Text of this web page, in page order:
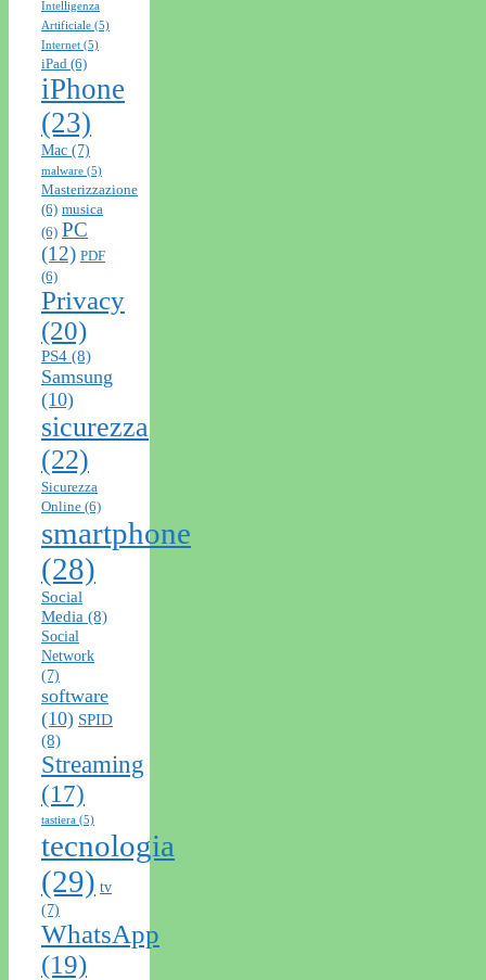
Intelligenza
Artificiale (5)
Internet (5)
iPad (6)
iPhone
(23)
Mac (7)
malware (5)
Masterizzazione
(6) musica
(6) PC
(12) PDF
(6)
Privacy
(20)
PS4 (8)
Samsung
(10)
sicurezza
(22)
Sicurezza
Online (6)
smartphone
(28)
Social
Media (8)
Social
Network
(7)
software
(10) SPID
(8)
Streaming
(17)
tastiera (5)
tecnologia
(29) tv
(7)
WhatsApp
(19)